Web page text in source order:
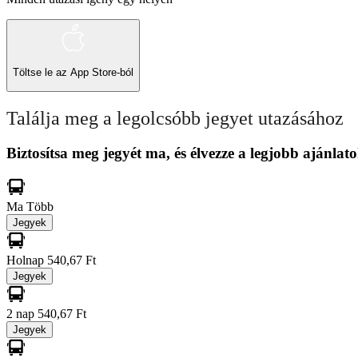
Töltse le az App Store-ból
Találja meg a legolcsóbb jegyet utazásához
Biztosítsa meg jegyét ma, és élvezze a legjobb
Ma Több
Jegyek
Holnap 540,67 Ft
Jegyek
2 nap 540,67 Ft
Jegyek